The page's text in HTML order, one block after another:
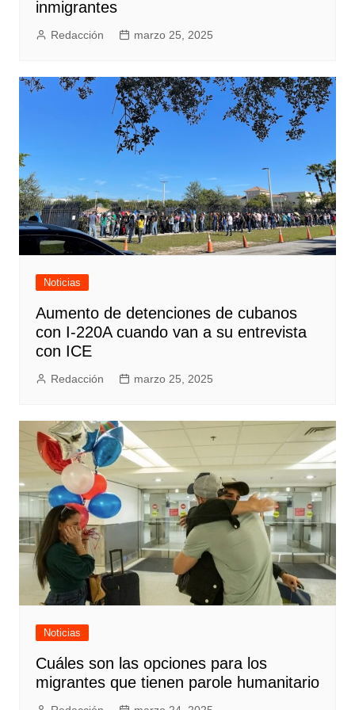
inmigrantes
Redacción marzo 25, 2025
Noticias
Aumento de detenciones de cubanos
con I-220A cuando van a su entrevista
con ICE
Redacción marzo 25, 2025
Noticias
Cuáles son las opciones para los
migrantes que tienen parole humanitario